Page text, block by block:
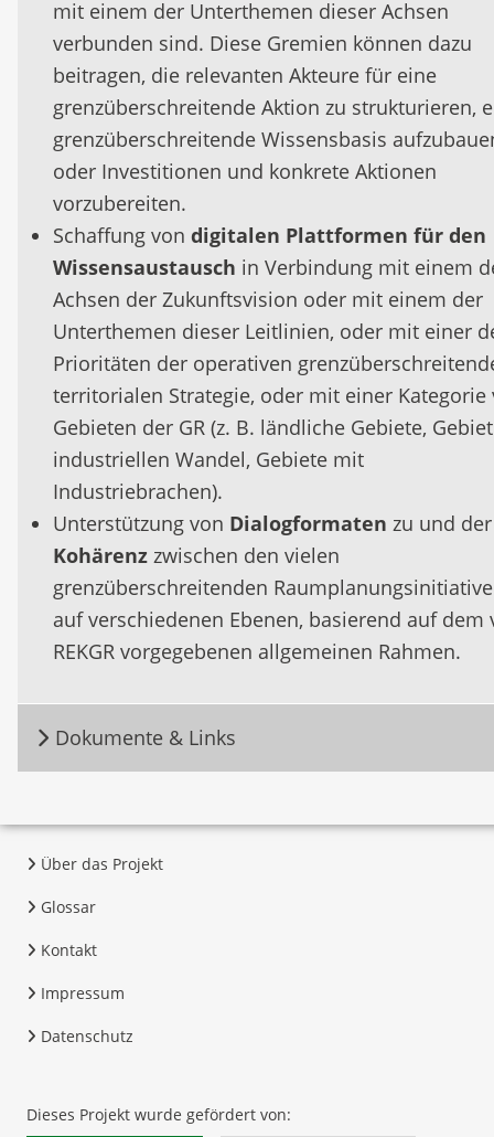
mit einem der Unterthemen dieser Achsen
verbunden sind. Diese Gremien können dazu
beitragen, die relevanten Akteure für eine
grenzüberschreitende Aktion zu strukturieren,
grenzüberschreitende Wissensbasis
oder Investitionen und konkrete Aktionen
vorzubereiten.
Schaffung von digitalen Plattformen für den
Wissensaustausch in Verbindung mit einem
Achsen der Zukunftsvision oder mit einem der
Unterthemen dieser Leitlinien, oder mit einer
Prioritäten der operativen
territorialen Strategie, oder mit einer Kategorie
Gebieten der GR (z. B. ländliche Gebiete,
industriellen Wandel, Gebiete mit
Industriebrachen).
Unterstützung von Dialogformaten zu und der
Kohärenz zwischen den vielen
grenzüberschreitenden
auf verschiedenen Ebenen, basierend auf dem
REKGR vorgegebenen allgemeinen Rahmen.
Dokumente & Links
Über das Projekt
Glossar
Kontakt
Impressum
Datenschutz
Dieses Projekt wurde gefördert von: